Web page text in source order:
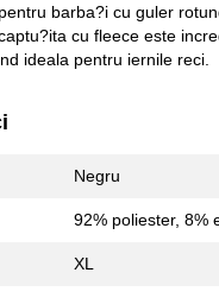
barba?i cu guler
cu fleece este
ideala pentru iernile reci.
Negru
92% poliester, 8%
XL